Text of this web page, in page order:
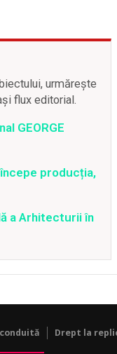
urmărește
flux editorial.
GEORGE
producția,
a Arhitecturii în
Drept la